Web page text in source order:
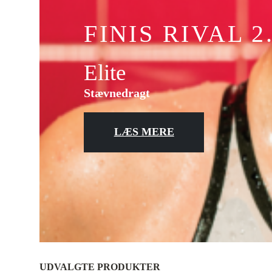
FINIS RIVAL
Elite
Stævnedragt
LÆS MERE
UDVALGTE PRODUKTER